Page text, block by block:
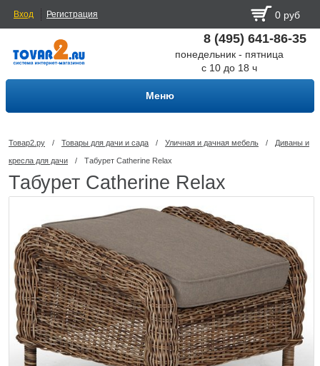
Вход Регистрация 0 руб
8 (495) 641-86-35
понедельник - пятница
с 10 до 18 ч
Меню
Товар2.ру / Товары для дачи и сада / Уличная и дачная мебель / Диваны и
кресла для дачи / Табурет Catherine Relax
Табурет Catherine Relax